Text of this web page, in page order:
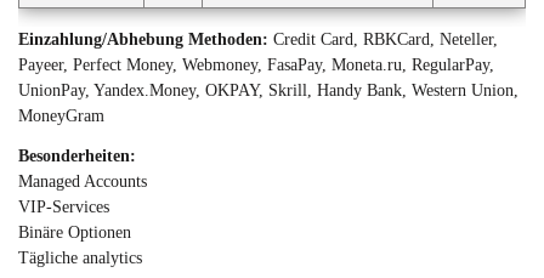
Einzahlung/Abhebung Methoden: Credit Card, RBKCard, Neteller,
Payeer, Perfect Money, Webmoney, FasaPay, Moneta.ru, RegularPay,
UnionPay, Yandex.Money, OKPAY, Skrill, Handy Bank, Western Union,
MoneyGram
Besonderheiten:
Managed Accounts
VIP-Services
Binäre Optionen
Tägliche analytics